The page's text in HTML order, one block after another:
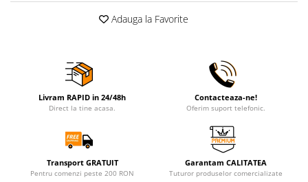
Adauga la Favorite
Livram RAPID in 24/48h
Direct la tine acasa.
Contacteaza-ne!
Oferim suport telefonic.
Transport GRATUIT
Pentru comenzi peste 200 RON
Garantam CALITATEA
Tuturor produselor comercializate